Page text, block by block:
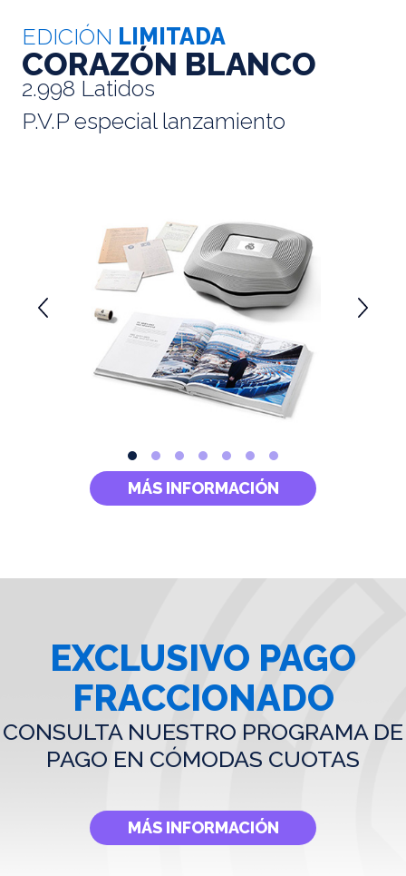
EDICIÓN LIMITADA
CORAZÓN BLANCO
2.998 Latidos
P.V.P especial lanzamiento
MÁS INFORMACIÓN
EXCLUSIVO PAGO
FRACCIONADO
CONSULTA NUESTRO PROGRAMA DE
PAGO EN CÓMODAS CUOTAS
MÁS INFORMACIÓN